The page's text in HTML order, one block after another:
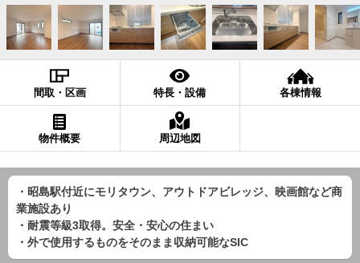
間取・区画 特長・設備 各棟情報
物件概要 周辺地図
・昭島駅付近にモリタウン、アウトドアビレッジ、映画館など商
業施設あり
・耐震等級3取得。安全・安心の住まい
・外で使用するものをそのまま収納可能なSIC